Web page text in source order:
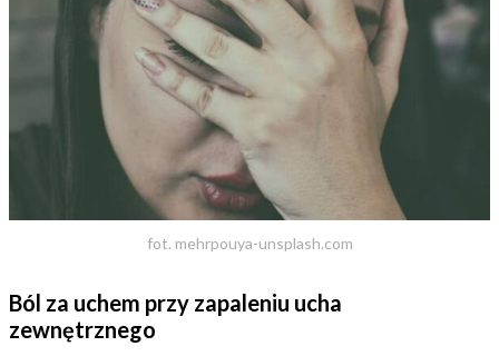
fot. mehrpouya-unsplash.com
Ból za uchem przy zapaleniu ucha
zewnętrznego